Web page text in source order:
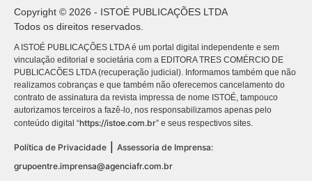
Copyright © 2026 - ISTOÉ PUBLICAÇÕES LTDA
Todos os direitos reservados.
A ISTOÉ PUBLICAÇÕES LTDA é um portal digital independente e sem
vinculação editorial e societária com a EDITORA TRES COMÉRCIO DE
PUBLICACÕES LTDA (recuperação judicial). Informamos também que não
realizamos cobranças e que também não oferecemos cancelamento do
contrato de assinatura da revista impressa de nome ISTOÉ, tampouco
autorizamos terceiros a fazê-lo, nos responsabilizamos apenas pelo
conteúdo digital “https://istoe.com.br” e seus respectivos sites.
Política de Privacidade
Assessoria de Imprensa:
grupoentre.imprensa@agenciafr.com.br